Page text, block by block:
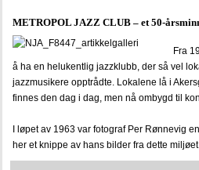
HISTORISK LYD
Jazz, hot & swing, Jazz in Norway vol 1:
footprints-jazz-in-norway-vol-5-1970-1980
cool-klover-dixie-jazz-in-norway-vol-3-
METROPOL JAZZ CLUB – et 50-
Fra
å ha en helukentlig jazzklubb, der så vel
jazzmusikere opptrådte. Lokalene lå i
finnes den dag i dag, men nå ombygd til
I løpet av 1963 var fotograf Per Rønnevig
her et knippe av hans bilder fra dette